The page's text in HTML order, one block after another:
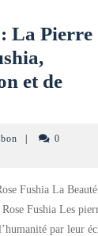
La Pierre
et de
minesgabon
|
0
Fushia La Beauté
Fushia Les
par leur